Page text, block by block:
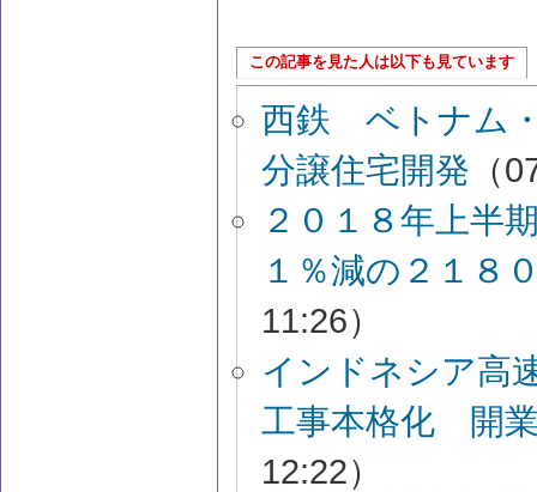
この記事を見た人は以下も見ています
西鉄 ベトナム
分譲住宅開発 （
２０１８年上
１％減の２１８
11:26）
インドネシア高
工事本格化 開
12:22）